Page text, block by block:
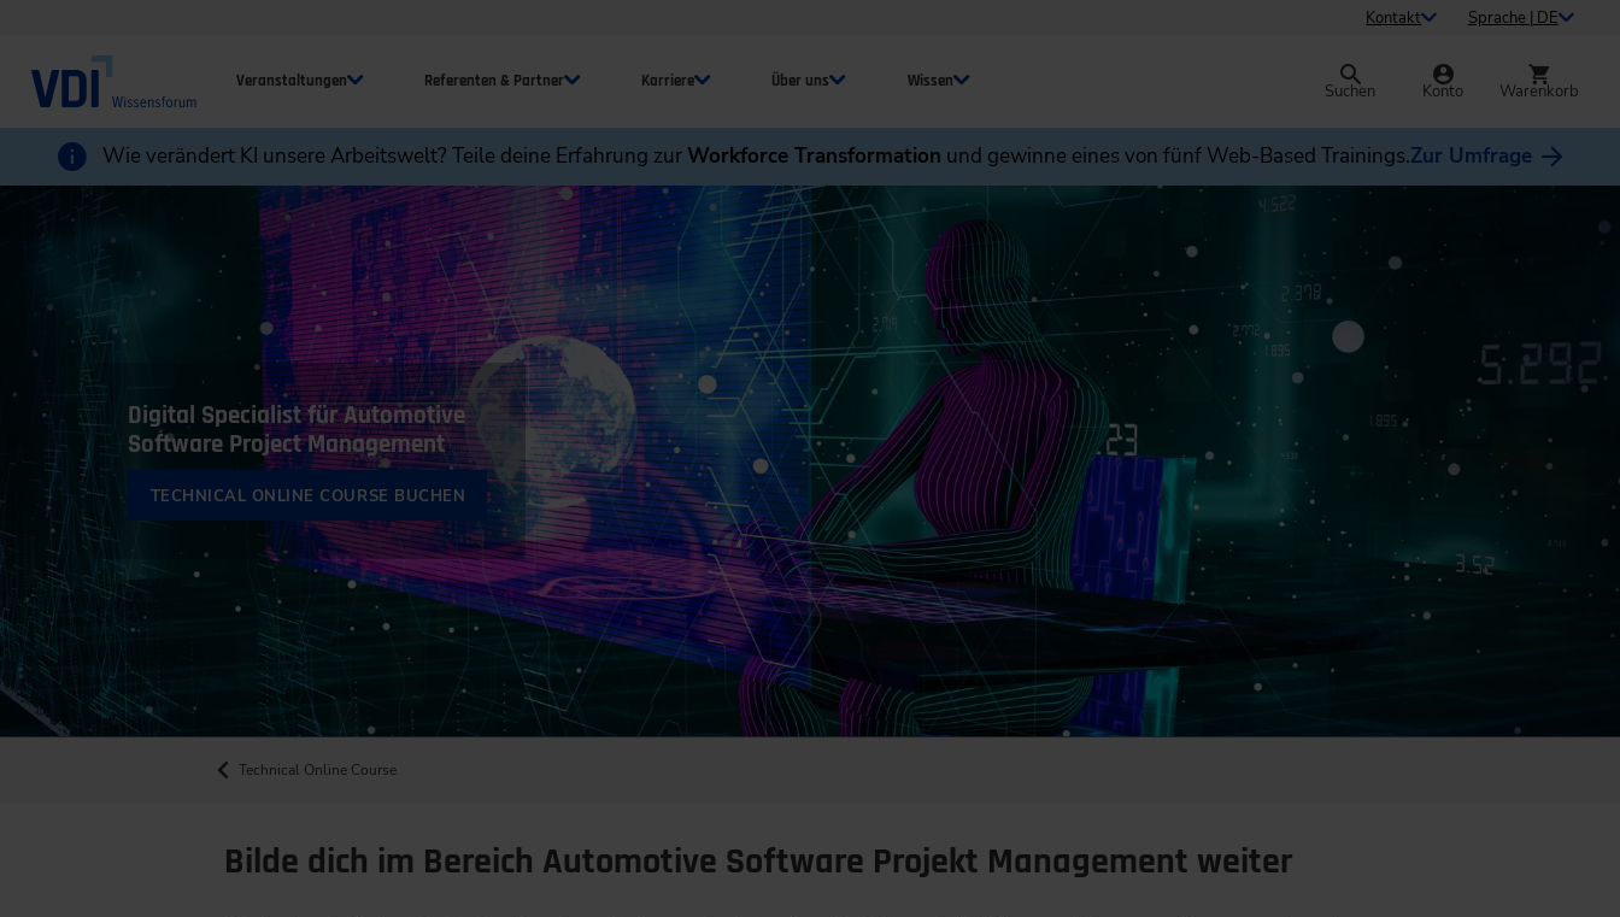
Kontakt Sprache | DE
Veranstaltungen Referenten & Partner Karriere Über uns Wissen Suchen Konto Warenkorb
Wie verändert KI unsere Arbeitswelt? Teile deine Erfahrung zurWorkforce Transformation und gewinne eines von fünf Web-Based Trainings.Zur Umfrage
Digital Specialist für Automotive
Software Project Management
TECHNICAL ONLINE COURSE BUCHEN
Technical Online Course
Bilde dich im Bereich Automotive Software Projekt Management weiter